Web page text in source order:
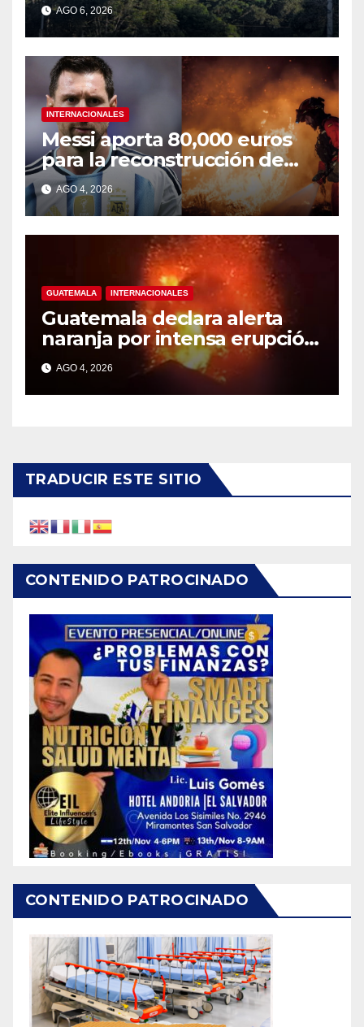
AGO 6, 2026
INTERNACIONALES
Messi aporta 80,000 euros
para la reconstrucción de
zonas afectadas por incendio
en Madrid
AGO 4, 2026
GUATEMALA INTERNACIONALES
Guatemala declara alerta
naranja por intensa erupción
del volcán de Fuego
AGO 4, 2026
TRADUCIR ESTE SITIO
CONTENIDO PATROCINADO
CONTENIDO PATROCINADO